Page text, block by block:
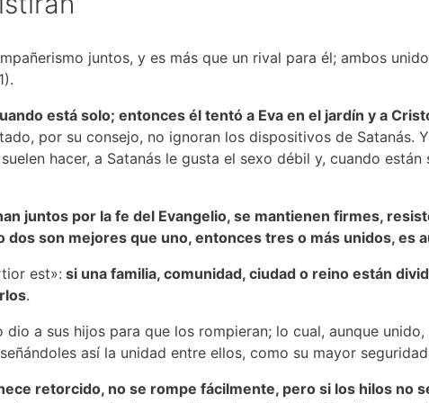
juntos, y es más que un rival para él; ambos
está solo; entonces él tentó a Eva en el jardín y a
por su consejo, no ignoran los dispositivos de Satanás.
hacer, a Satanás le gusta el sexo débil y, cuando
juntos por la fe del Evangelio, se mantienen firmes,
son mejores que uno, entonces tres o más unidos, es
est»: si una familia, comunidad, ciudad o reino están
.
a sus hijos para que los rompieran; lo cual, aunque
así la unidad entre ellos, como su mayor
retorcido, no se rompe fácilmente, pero si los hilos no